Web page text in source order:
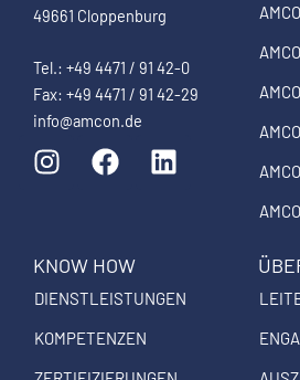
49661 Cloppenburg
Tel.: +49 4471 / 91 42-0
Fax: +49 4471 / 91 42-29
info@amcon.de
I
n
a
g
r
a
m
F
a
b
o
o
k
L
i
d
i
KNOW HOW
DIENSTLEISTUNGEN
KOMPETENZEN